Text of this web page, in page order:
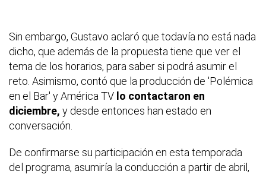
Sin embargo, Gustavo aclaró que todavía no está nada
dicho, que además de la propuesta tiene que ver el
tema de los horarios, para saber si podrá asumir el
reto. Asimismo, contó que la producción de 'Polémica
en el Bar' y América TV lo contactaron en
diciembre, y desde entonces han estado en
conversación.
De confirmarse su participación en esta temporada
del programa, asumiría la conducción a partir de abril,